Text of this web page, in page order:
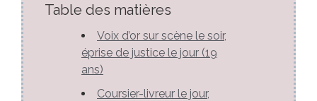
Table des matières
Voix d’or sur scène le soir,
éprise de justice le jour (19
ans)
Coursier-livreur le jour,